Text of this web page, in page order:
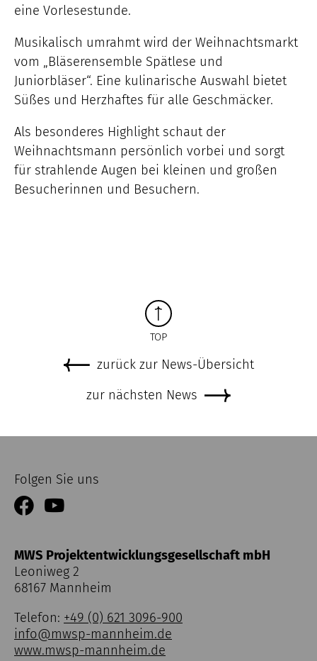
eine Vorlesestunde.
Musikalisch umrahmt wird der Weihnachtsmarkt
vom „Bläserensemble Spätlese und
Juniorbläser“. Eine kulinarische Auswahl bietet
Süßes und Herzhaftes für alle Geschmäcker.
Als besonderes Highlight schaut der
Weihnachtsmann persönlich vorbei und sorgt
für strahlende Augen bei kleinen und großen
Besucherinnen und Besuchern.
TOP
zurück zur News-Übersicht
zur nächsten News
MWS Projektentwicklungsgesellschaft mbH
Leoniweg 2
68167 Mannheim
Telefon: +49 (0) 621 3096-900
info@mwsp-mannheim.de
www.mwsp-mannheim.de
Folgen Sie uns